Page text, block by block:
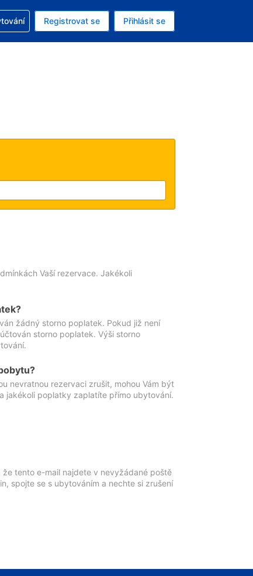
Americký dolar
jazyk: V češtině
Registrovat se Přihlásit se
Vaší rezervace. Jakékoli
žádný storno poplatek. Pokud již není
storno poplatek. Výši storno
nevratnou rezervaci zrušit, mohou Vám být
jakékoli poplatky zaplatíte přímo ubytování.
tento e-mail najdete v nevyžádané poště
spojte se s ubytováním a nechte si zrušení